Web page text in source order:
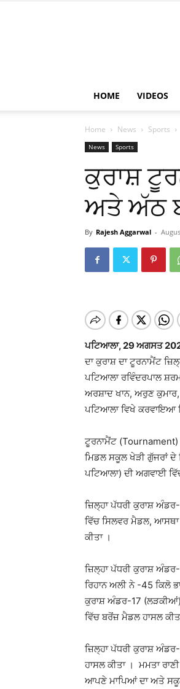
HOME VIDEOS
Home News Sports
News Sports
ਕੁਰਾਸ਼
ਅਤੇ ਅੱਠ
By Rajesh Aggarwal -
ਪਟਿਆਲਾ, 29 ਅਗਸਤ
ਦਾ ਕੁਰਾਸ਼ ਦਾ ਟੂਰਨਾਮੈਂਟ
ਪਟਿਆਲਾ ਰਵਿੰਦਰਪਾਲ
ਅਰਸ਼ਾਦ ਖਾਨ, ਅਰੁਣ
ਪਟਿਆਲਾ ਵਿਖੇ ਕਰਵਾਇਆ
ਟੂਰਨਾਮੈਂਟ (Tournament)
ਮਿਡਲ ਸਕੂਲ ਖੇੜੀ ਗੁੱਜਰਾਂ ਦੇ
ਪਟਿਆਲਾ) ਦੀ ਅਗਵਾਈ
ਜ਼ਿਲ੍ਹਾ ਪੱਧਰੀ ਕੁਰਾਸ਼
ਵਿੱਚ ਸਿਲਵਰ ਮੈਡਲ, ਆਸਥਾ
ਕੀਤਾ ।
ਜ਼ਿਲ੍ਹਾ ਪੱਧਰੀ ਕੁਰਾਸ਼
ਰਿਹਾਨ ਅਲੀ ਨੇ -45 ਕਿਲੋ
ਕੁਰਾਸ਼ ਅੰਡਰ-17 (ਲੜਕੀਆਂ)
ਵਿੱਚ ਬਰੋਂਜ਼ ਮੈਡਲ ਹਾਸਲ
ਜ਼ਿਲ੍ਹਾ ਪੱਧਰੀ ਕੁਰਾਸ਼
ਹਾਸਲ ਕੀਤਾ । ਮਮਤਾ
ਆਪਣੇ ਮਾਪਿਆਂ ਦਾ ਅਤੇ